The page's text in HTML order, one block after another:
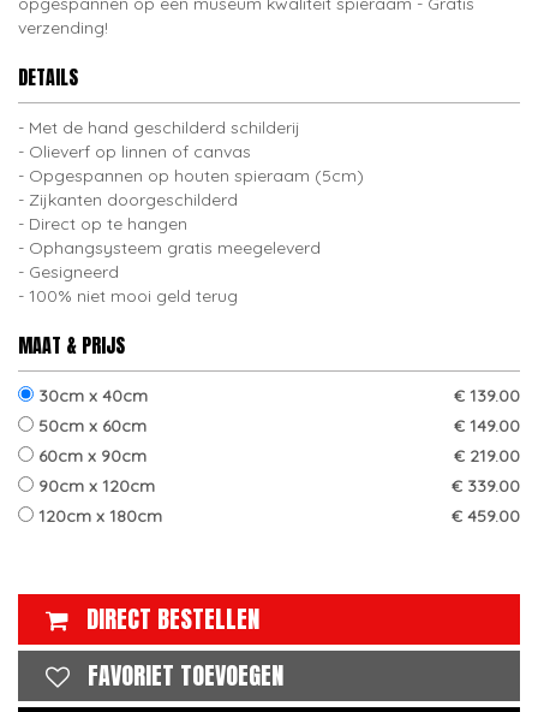
verzending!
DETAILS
Met de hand geschilderd schilderij
Olieverf op linnen of canvas
Opgespannen op houten spieraam (5cm)
Zijkanten doorgeschilderd
Direct op te hangen
Ophangsysteem gratis meegeleverd
Gesigneerd
100% niet mooi geld terug
MAAT & PRIJS
30cm x 40cm
€ 139.00
50cm x 60cm
€ 149.00
60cm x 90cm
€ 219.00
90cm x 120cm
€ 339.00
120cm x 180cm
€ 459.00
DIRECT BESTELLEN
FAVORIET TOEVOEGEN